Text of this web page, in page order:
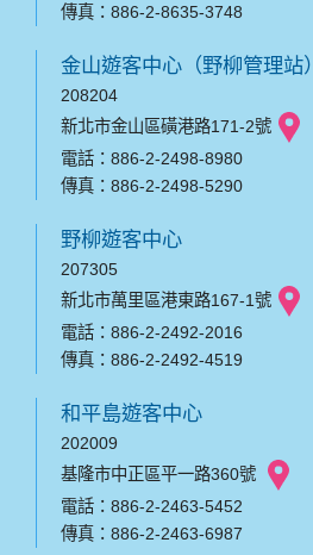
傳真：886-2-8635-3748
金山遊客中心（野柳管理站）
208204
新北市金山區磺港路171-2號
電話：886-2-2498-8980
傳真：886-2-2498-5290
野柳遊客中心
207305
新北市萬里區港東路167-1號
電話：886-2-2492-2016
傳真：886-2-2492-4519
和平島遊客中心
202009
基隆市中正區平一路360號
電話：886-2-2463-5452
傳真：886-2-2463-6987